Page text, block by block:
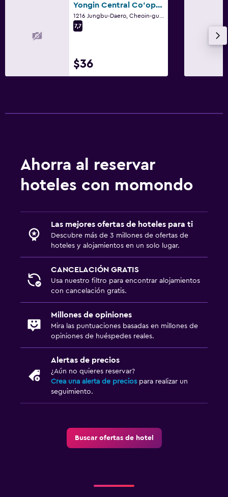
Cámaras CCTV en el exterior
Seguridad las 24 horas
Aire libre
Terraza
Área de picnic
Habitación
Enchufe cerca de la cama
Sofá cama
Estacionamiento y transporte
Estacionamiento gratuito
Estacionamiento privado
Plancha y tabla de planchar
Yongin Central Co'op Hotel
7,7
$36
Ahorra al reservar
hoteles con momondo
Las mejores ofertas de hoteles para ti
Descubre más de 3 millones de ofertas de
hoteles y alojamientos en un solo lugar.
CANCELACIÓN GRATIS
Usa nuestro filtro para encontrar alojamientos
con cancelación gratis.
Millones de opiniones
Mira las puntuaciones basadas en millones de
opiniones de huéspedes reales.
Alertas de precios
¿Aún no quieres reservar?
Crea una alerta de precios para realizar un
seguimiento.
Buscar ofertas de hotel